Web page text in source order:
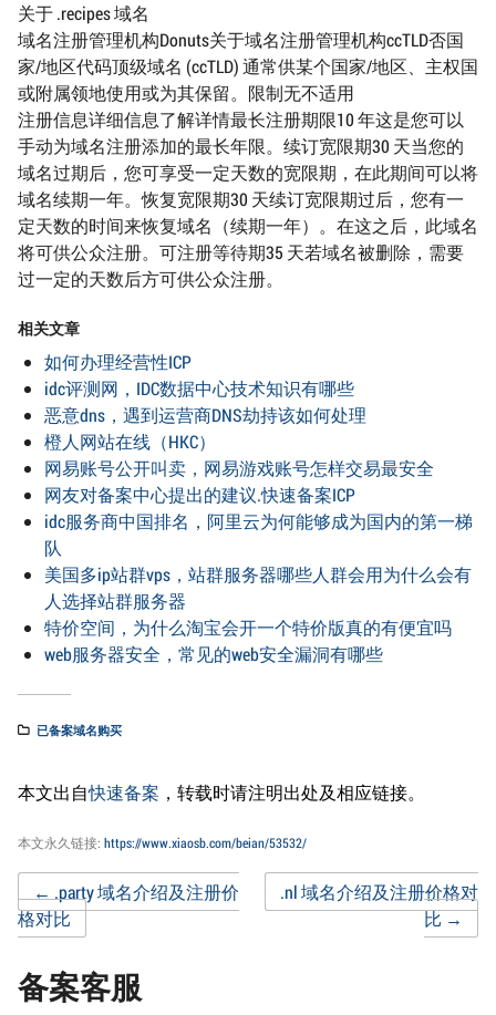
关于 .recipes 域名
域名注册管理机构Donuts关于域名注册管理机构ccTLD否国
家/地区代码顶级域名 (ccTLD) 通常供某个国家/地区、主权国
或附属领地使用或为其保留。限制无不适用
注册信息详细信息了解详情最长注册期限10 年这是您可以
手动为域名注册添加的最长年限。续订宽限期30 天当您的
域名过期后，您可享受一定天数的宽限期，在此期间可以将
域名续期一年。恢复宽限期30 天续订宽限期过后，您有一
定天数的时间来恢复域名（续期一年）。在这之后，此域名
将可供公众注册。可注册等待期35 天若域名被删除，需要
过一定的天数后方可供公众注册。
相关文章
如何办理经营性ICP
idc评测网，IDC数据中心技术知识有哪些
恶意dns，遇到运营商DNS劫持该如何处理
橙人网站在线（HKC）
网易账号公开叫卖，网易游戏账号怎样交易最安全
网友对备案中心提出的建议.快速备案ICP
idc服务商中国排名，阿里云为何能够成为国内的第一梯
队
美国多ip站群vps，站群服务器哪些人群会用为什么会有
人选择站群服务器
特价空间，为什么淘宝会开一个特价版真的有便宜吗
web服务器安全，常见的web安全漏洞有哪些
已备案域名购买
本文出自快速备案 ，转载时请注明出处及相应链接。
本文永久链接: https://www.xiaosb.com/beian/53532/
Post
navigation
← .party 域名介绍及注册价
格对比
.nl 域名介绍及注册价格对
比→
备案客服